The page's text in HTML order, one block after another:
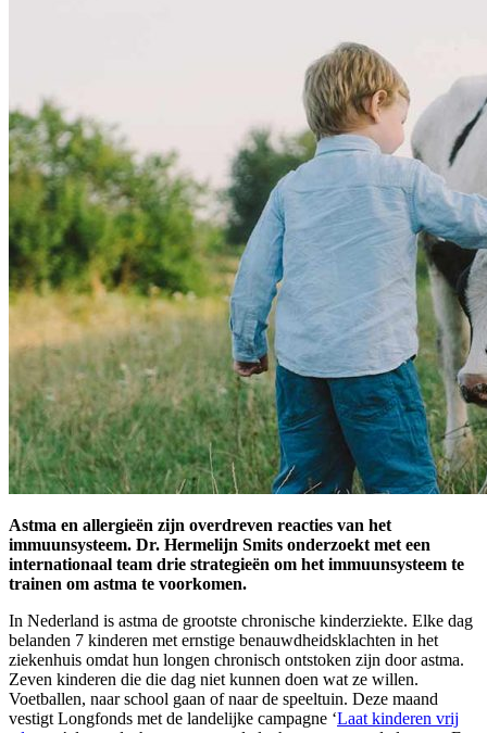
Astma en allergieën zijn overdreven reacties van het
immuunsysteem. Dr. Hermelijn Smits onderzoekt met een
internationaal team drie strategieën om het immuunsysteem te
trainen om astma te voorkomen.
In Nederland is astma de grootste chronische kinderziekte. Elke dag
belanden 7 kinderen met ernstige benauwdheidsklachten in het
ziekenhuis omdat hun longen chronisch ontstoken zijn door astma.
Zeven kinderen die die dag niet kunnen doen wat ze willen.
Voetballen, naar school gaan of naar de speeltuin. Deze maand
vestigt Longfonds met de landelijke campagne ‘Laat kinderen vrij